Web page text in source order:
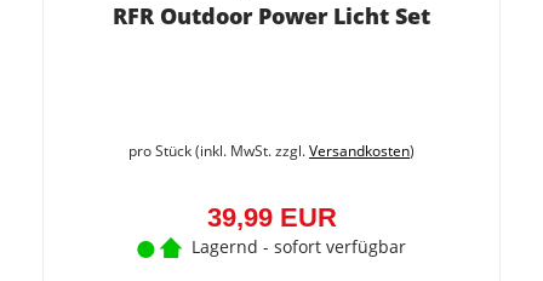
RFR Outdoor Power Licht Set
pro Stück (inkl. MwSt. zzgl.Versandkosten)
39,99 EUR
Lagernd - sofort verfügbar